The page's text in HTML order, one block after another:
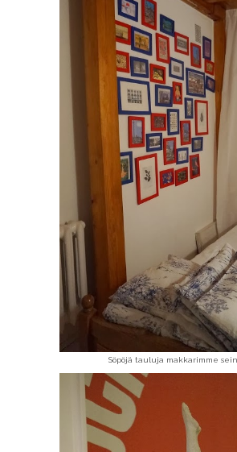
Söpöjä tauluja makkarimme